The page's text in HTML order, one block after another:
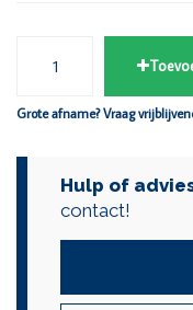
Grote afname? Vraag
Hulp of
contact!